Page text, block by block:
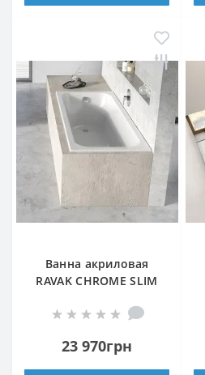
Ванна акриловая
RAVAK CHROME SLIM
прямоугольная
23 970грн